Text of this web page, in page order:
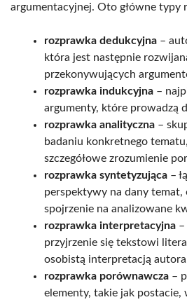
argumentacyjnej. Oto główne typy
rozprawka dedukcyjna –
która jest następnie
przekonywujących
rozprawka indukcyjna –
argumenty, które prowadzą
rozprawka analityczna –
badaniu konkretnego
szczegółowe zrozumienie
rozprawka syntetyzująca –
perspektywy na dany temat,
spojrzenie na analizowane
rozprawka interpretacyjna –
przyjrzenie się tekstowi
osobistą interpretacją
rozprawka porównawcza –
elementy, takie jak postacie,